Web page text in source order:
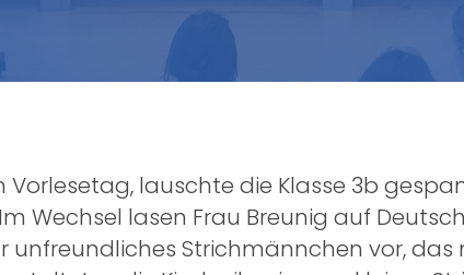
Vorlesetag, lauschte die Klasse 3b
Wechsel lasen Frau Breunig auf
unfreundliches Strichmännchen vor, das